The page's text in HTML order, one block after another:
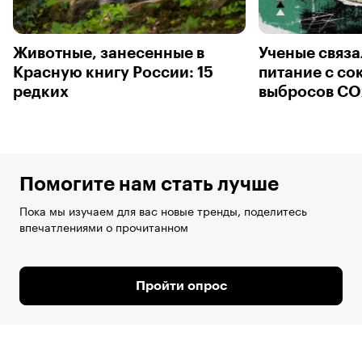
Животные, занесенные в
Красную книгу России: 15
редких
Ученые
питание с
выбросов
Помогите нам стать лучше
Пока мы изучаем для вас новые тренды, поделитесь
впечатлениями о прочитанном
Пройти опрос